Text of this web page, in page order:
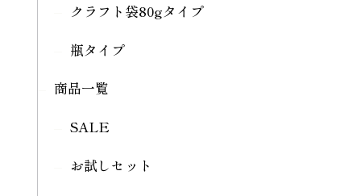
クラフト袋80gタイプ
瓶タイプ
商品一覧
SALE
お試しセット